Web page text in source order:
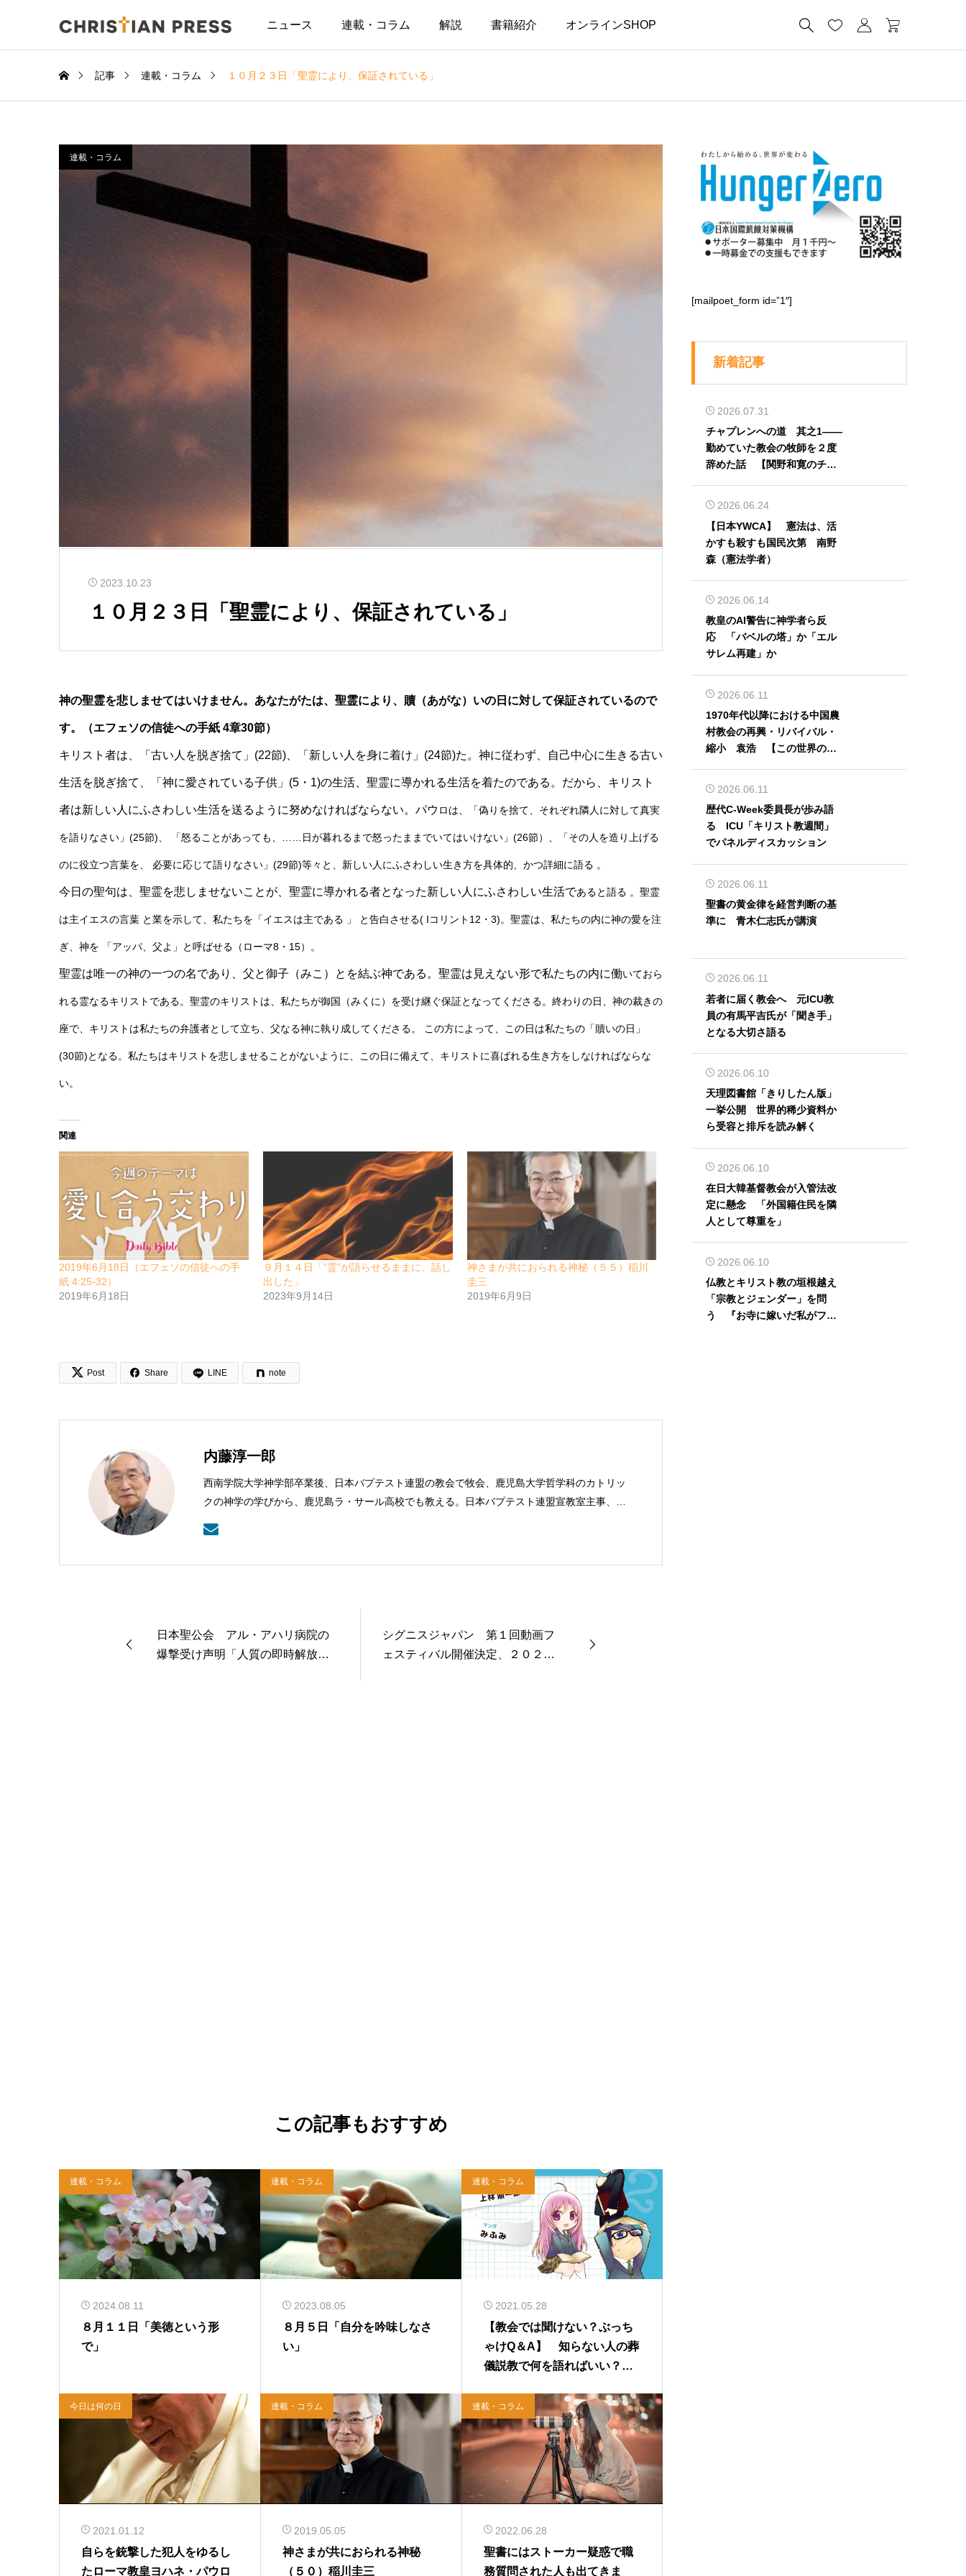
ニュース 連載・コラム 解説 書籍紹介 オンラインSHOP    
記事 連載・コラム １０月２３日「聖霊により、保証されている」
連載・コラム
2023.10.23
１０月２３日「聖霊により、保証されている」
神の聖霊を悲しませてはいけません。あなたがたは、聖霊により、贖（あがな）いの日に対して保証されているので
す。（エフェソの信徒への手紙 4章30節）
キリスト者は、「古い人を脱ぎ捨て」(22節)、「新しい人を身に着け」(24節)た。神に従わず、自己中心に生きる古い
生活を脱ぎ捨て、「神に愛されている子供」(5・1)の生活、聖霊に導かれる生活を着たのである。だから、キリスト
者は新しい人にふさわしい生活を送るように努めなければならない。パウ ロは、「偽りを捨て、それぞれ隣人に対して真実
を語りなさい」(25節)、 「怒ることがあっても、……日が暮れるまで怒ったままでいてはいけない」(26節）、「その人を造り上げる
のに役立つ言葉を、 必要に応じて語りなさい」(29節)等々と、新しい人にふさわしい生き方を具体的、かつ詳細に語る 。
今日の聖句は、聖霊を悲しませないことが、聖霊に導かれる者となった新しい人にふさわしい生活であると語る 。聖霊
は主イエスの言葉 と業を示して、私たちを「イエスは主である 」 と告白させる( Iコ リント12・3)。聖霊は、私たちの内に神の愛を注
ぎ、神を 「アッパ、父よ」と呼ばせる（ローマ8・15）。
聖霊は唯一の神の一つの名であり、父と御子（みこ）とを結ぶ神である。聖霊は見えない形で私たちの内に働いておら
れる霊なるキリストである。聖霊のキリストは、私たちが御国（みくに）を受け継ぐ保証となってくださ る。終わりの日、神の裁きの
座で、キリストは私たちの弁護者として立ち、父なる神に執り成してくださる。 この方によって、この日は私たちの「贖いの日」
(30節)となる。私たちはキリストを悲しませることがないように、この日に備えて、キリストに喜ばれる生き方をしなければならな
い。
関連
2019年6月18日（エフェソの信徒への手
紙 4:25-32）
2019年6月18日
９月１４日「”霊”が語らせるままに、話し
出した」
2023年9月14日
神さまが共におられる神秘（５５）稲川
圭三
2019年6月9日
 Post  Share LINE note
内藤淳一郎
西南学院大学神学部卒業後、日本バプテスト連盟の教会で牧会、鹿児島大学哲学科のカトリッ
クの神学の学びから、鹿児島ラ・サール高校でも教える。日本バプテスト連盟宣教室主事、日
日本聖公会 アル・アハリ病院の
爆撃受け声明「人質の即時解放、
シグニスジャパン 第１回動画フ
ェスティバル開催決定、２０２４
この記事もおすすめ
連載・コラム
2024.08.11
８月１１日「美徳という形
で」
連載・コラム
2023.08.05
８月５日「自分を吟味しなさ
い」
連載・コラム
2021.05.28
【教会では聞けない？ぶっち
ゃけQ＆A】 知らない人の葬
儀説教で何を語ればいい？
今日は何の日
2021.01.12
自らを銃撃した犯人をゆるし
たローマ教皇ヨハネ・パウロ
連載・コラム
2019.05.05
神さまが共におられる神秘
（５０）稲川圭三
連載・コラム
2022.06.28
聖書にはストーカー疑惑で職
務質問された人も出てきま
[mailpoet_form id=”1″]
新着記事
2026.07.31
チャプレンへの道 其之1――
勤めていた教会の牧師を２度
辞めた話 【関野和寛のチャ
2026.06.24
【日本YWCA】 憲法は、活
かすも殺すも国民次第 南野
森（憲法学者）
2026.06.14
教皇のAI警告に神学者ら反
応 「バベルの塔」か「エル
サレム再建」か
2026.06.11
1970年代以降における中国農
村教会の再興・リバイバル・
縮小 袁浩 【この世界の片
2026.06.11
歴代C-Week委員長が歩み語
る ICU「キリスト教週間」
でパネルディスカッション
2026.06.11
聖書の黄金律を経営判断の基
準に 青木仁志氏が講演
2026.06.11
若者に届く教会へ 元ICU教
員の有馬平吉氏が「聞き手」
となる大切さ語る
2026.06.10
天理図書館「きりしたん版」
一挙公開 世界的稀少資料か
ら受容と排斥を読み解く
2026.06.10
在日大韓基督教会が入管法改
定に懸念 「外国籍住民を隣
人として尊重を」
2026.06.10
仏教とキリスト教の垣根越え
「宗教とジェンダー」を問
う 『お寺に嫁いだ私がフェ